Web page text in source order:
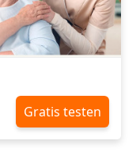
Gratis testen